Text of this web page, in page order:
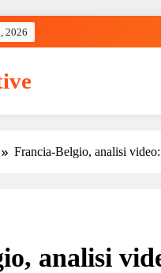
2026
Francia-Belgio, analisi
analisi